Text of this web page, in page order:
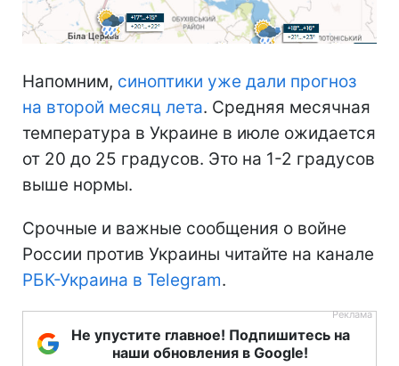
Напомним, синоптики уже дали прогноз
на второй месяц лета. Средняя месячная
температура в Украине в июле ожидается
от 20 до 25 градусов. Это на 1-2 градусов
выше нормы.
Срочные и важные сообщения о войне
России против Украины читайте на канале
РБК-Украина в Telegram.
Не упустите главное! Подпишитесь на
наши обновления в Google!